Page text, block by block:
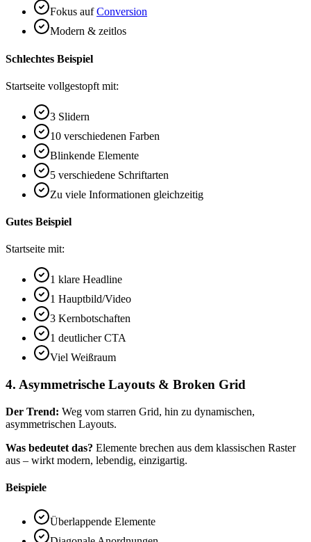
Fokus aufConversion
Modern & zeitlos
Schlechtes Beispiel
Startseite vollgestopft mit:
3 Slidern
10 verschiedenen Farben
Blinkende Elemente
5 verschiedene Schriftarten
Zu viele Informationen gleichzeitig
Gutes Beispiel
Startseite mit:
1 klare Headline
1 Hauptbild/Video
3 Kernbotschaften
1 deutlicher CTA
Viel Weißraum
4. Asymmetrische Layouts & Broken Grid
Der Trend: Weg vom starren Grid, hin zu dynamischen,
asymmetrischen Layouts.
Was bedeutet das? Elemente brechen aus dem klassischen Raster
aus – wirkt modern, lebendig, einzigartig.
Beispiele
Überlappende Elemente